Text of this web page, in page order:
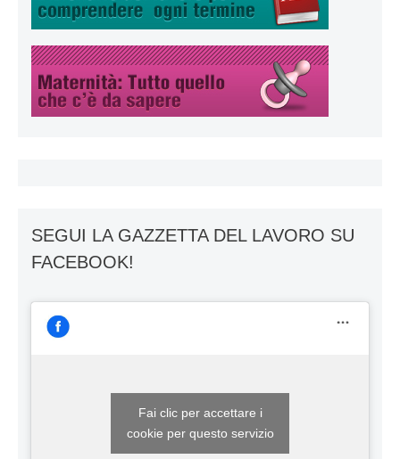
SEGUI LA GAZZETTA DEL LAVORO SU
FACEBOOK!
Fai clic per accettare i
cookie per questo servizio